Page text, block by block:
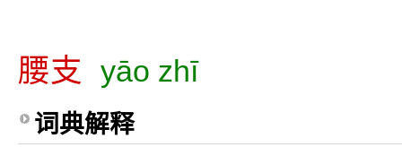
腰支 yāo zhī
词典解释